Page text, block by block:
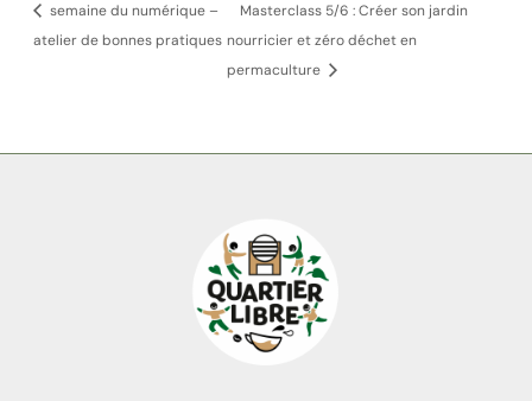
semaine du numérique –
atelier de bonnes pratiques
Masterclass 5/6 : Créer son jardin
nourricier et zéro déchet en
permaculture